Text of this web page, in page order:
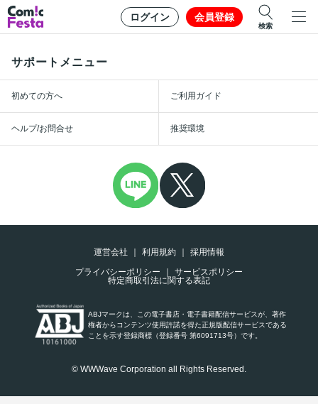
ログイン 会員登録
検索
サポートメニュー
初めての方へ ご利用ガイド
ヘルプ/お問合せ 推奨環境
運営会社 利用規約
採用情報
プライバシーポリシー
サービスポリシー
特定商取引法に関する表記
ABJマークは、この電子書店・電子書籍配信サービスが、著作
権者からコンテンツ使用許諾を得た正規版配信サービスである
ことを示す登録商標（登録番号 第6091713号）です。
© WWWave Corporation all Rights Reserved.